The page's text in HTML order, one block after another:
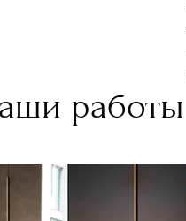
работы